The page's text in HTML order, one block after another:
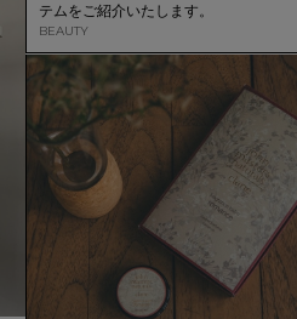
テムをご紹介いたします。
BEAUTY